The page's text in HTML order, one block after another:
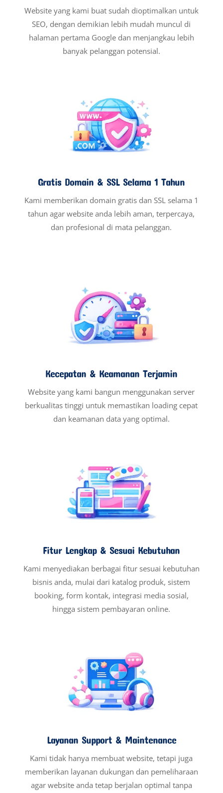
Website yang kami buat sudah dioptimalkan untuk
SEO, dengan demikian lebih mudah muncul di
halaman pertama Google dan menjangkau lebih
banyak pelanggan potensial.
Gratis Domain & SSL Selama 1 Tahun
Kami memberikan domain gratis dan SSL selama 1
tahun agar website anda lebih aman, terpercaya,
dan profesional di mata pelanggan.
Kecepatan & Keamanan Terjamin
Website yang kami bangun menggunakan server
berkualitas tinggi untuk memastikan loading cepat
dan keamanan data yang optimal.
Fitur Lengkap & Sesuai Kebutuhan
Kami menyediakan berbagai fitur sesuai kebutuhan
bisnis anda, mulai dari katalog produk, sistem
booking, form kontak, integrasi media sosial,
hingga sistem pembayaran online.
Layanan Support & Maintenance
Kami tidak hanya membuat website, tetapi juga
memberikan layanan dukungan dan pemeliharaan
agar website anda tetap berjalan optimal tanpa